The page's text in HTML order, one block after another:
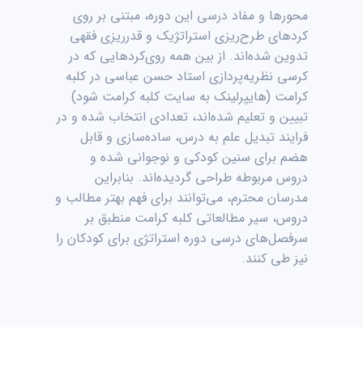
محورها و مفاد درسی این دوره، مبتنی بر روی
کردهای طرح‌ریزی استراتژیک و قدرریزی فقهی
تدوین شده‌اند. از بین همه روی‌کردهایی که در
کرسی نظریه‌پردازی استاد حسن عباسی در کلبه
کرامت (هایپرلینک به سایت کلبه کرامت شود)
تبیین و تعلیم شده‌اند، تعدادی انتخاب شده و در
فرایند تبدیل علم به درس، ساده‌سازی و قابل
هضم برای سنین کودکی و نوجوانی شده و
دروس مربوطه طراحی گردیده‌اند. بنابراین
مدرسان محترم، می‌توانند برای فهم بهتر مطالب و
دروس، سیر مطالعاتی کلبه کرامت منطبق بر
سرفصل‌های درسی دوره استراتژی برای کودکان را
نیز طی کنند.